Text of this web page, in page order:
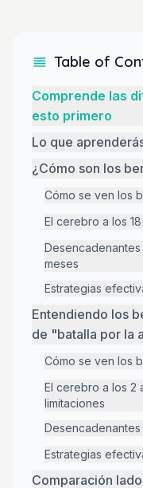
Table of
Comprende las
esto primero
Lo que
¿Cómo son los
Cómo se ven los
El cerebro a los
meses
Estrategias
Entendiendo los
de "batalla por la
Cómo se ven los
El cerebro a los 2
limitaciones
Estrategias
Comparación